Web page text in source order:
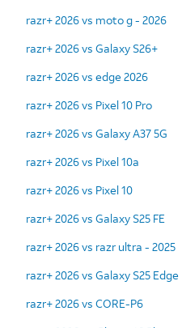
razr+ 2026 vs moto g - 2026
razr+ 2026 vs Galaxy S26+
razr+ 2026 vs edge 2026
razr+ 2026 vs Pixel 10 Pro
razr+ 2026 vs Galaxy A37 5G
razr+ 2026 vs Pixel 10a
razr+ 2026 vs Pixel 10
razr+ 2026 vs Galaxy S25 FE
razr+ 2026 vs razr ultra - 2025
razr+ 2026 vs Galaxy S25 Edge
razr+ 2026 vs CORE-P6